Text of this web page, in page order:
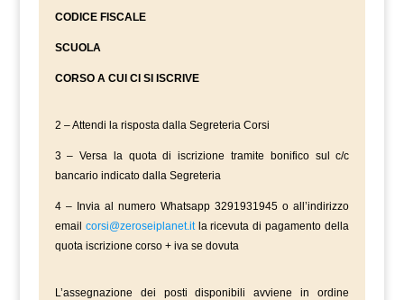
CODICE FISCALE
SCUOLA
CORSO A CUI CI SI ISCRIVE
2 – Attendi la risposta dalla Segreteria Corsi
3 – Versa la quota di iscrizione tramite bonifico sul c/c
bancario indicato dalla Segreteria
4 – Invia al numero Whatsapp 3291931945 o all’indirizzo
email corsi@zeroseiplanet.itla ricevuta di pagamento della
quota iscrizione corso + iva se dovuta
L’assegnazione dei posti disponibili avviene in ordine